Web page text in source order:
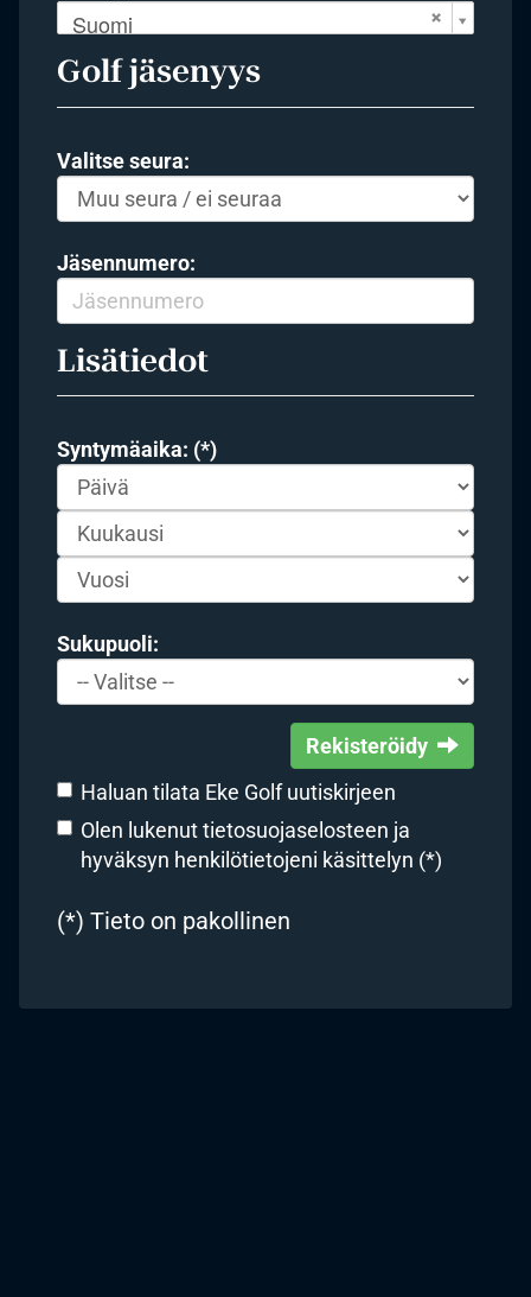
Suomi
Golf jäsenyys
Valitse seura:
Jäsennumero:
Lisätiedot
Syntymäaika: (*)
Sukupuoli:
Rekisteröidy
Haluan tilata Eke Golf uutiskirjeen
Olen lukenuttietosuojaselosteen ja
hyväksyn henkilötietojeni käsittelyn (*)
(*) Tieto on pakollinen